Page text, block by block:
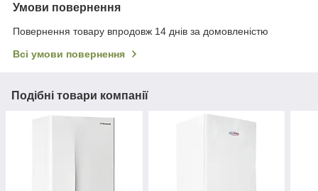
Умови повернення
Повернення товару впродовж 14 днів за домовленістю
Всі умови повернення
Подібні товари компанії